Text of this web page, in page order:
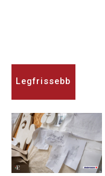
Legfrissebb